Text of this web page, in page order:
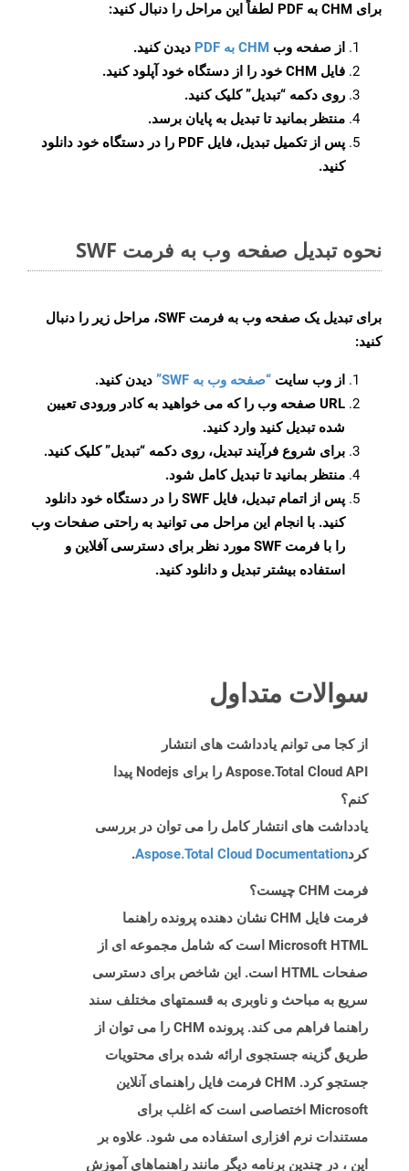
برای CHM به PDF لطفاً این مراحل را دنبال کنید:
از صفحه وب CHM به PDF
دیدن کنید.
فایل CHM خود را از دستگاه خود آپلود کنید.
روی دکمه “تبدیل”کلیک کنید.
منتظر بمانید تا تبدیل به پایان برسد.
پس از تکمیل تبدیل، فایل PDF را در دستگاه خود دانلود
کنید.
نحوه تبدیل صفحه وب به فرمت SWF
برای تبدیل یک صفحه وب به فرمت SWF، مراحل زیر را دنبال
کنید:
از وب سایت “صفحه وب به SWF”
دیدن کنید.
URL صفحه وب را که می خواهید به کادر ورودی تعیین
شده تبدیل کنید وارد کنید.
برای شروع فرآیند تبدیل، روی دکمه “تبدیل” کلیک کنید.
منتظر بمانید تا تبدیل کامل شود.
پس از اتمام تبدیل، فایل SWF را در دستگاه خود دانلود
کنید. با انجام این مراحل می توانید به راحتی صفحات وب
را با فرمت SWF مورد نظر برای دسترسی آفلاین و
استفاده بیشتر تبدیل و دانلود کنید.
سوالات متداول
از کجا می توانم یادداشت های انتشار
Aspose.Total Cloud API را برای Nodejs پیدا
کنم؟
یادداشت های انتشار کامل را می توان در بررسی
کردAspose.Total Cloud Documentation
.
فرمت CHM چیست؟
فرمت فایل CHM نشان دهنده پرونده راهنما
Microsoft HTML است که شامل مجموعه ای از
صفحات HTML است. این شاخص برای دسترسی
سریع به مباحث و ناوبری به قسمتهای مختلف سند
راهنما فراهم می کند. پرونده CHM را می توان از
طریق گزینه جستجوی ارائه شده برای محتویات
جستجو کرد. CHM فرمت فایل راهنمای آنلاین
Microsoft اختصاصی است که اغلب برای
مستندات نرم افزاری استفاده می شود. علاوه بر
این ، در چندین برنامه دیگر مانند راهنماهای آموزش